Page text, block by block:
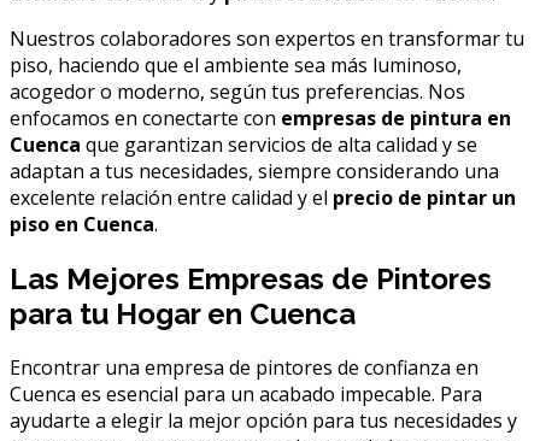
Nuestros colaboradores son expertos en transformar tu
piso, haciendo que el ambiente sea más luminoso,
acogedor o moderno, según tus preferencias. Nos
enfocamos en conectarte con empresas de pintura en
Cuenca que garantizan servicios de alta calidad y se
adaptan a tus necesidades, siempre considerando una
excelente relación entre calidad y el precio de pintar un
piso en Cuenca.
Las Mejores Empresas de Pintores
para tu Hogar en Cuenca
Encontrar una empresa de pintores de confianza en
Cuenca es esencial para un acabado impecable. Para
ayudarte a elegir la mejor opción para tus necesidades y